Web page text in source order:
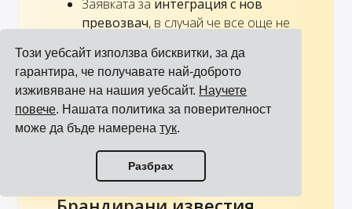
Този уебсайт използва бисквитки, за да
гарантира, че получавате най-доброто
изживяване на нашия уебсайт. Научете
повече. Нашата политика за поверителност
може да бъде намеренатук.
Разбрах
Заявката за интеграция с нов
превозвач, в случай че все още не
всички клиенти.
Проследявайте всички ваши
праткина едно табло.
Добавянето, премахването или
смяната на превозвачи е бързо и
лесно.
Преглед на всички интеграции
Преглед на всички превозвачи